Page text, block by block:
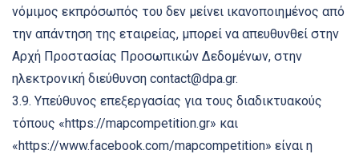
νόμιμος εκπρόσωπός του δεν μείνει ικανοποιημένος από
την απάντηση της εταιρείας, μπορεί να απευθυνθεί στην
Αρχή Προστασίας Προσωπικών Δεδομένων, στην
ηλεκτρονική διεύθυνση contact@dpa.gr.
3.9. Υπεύθυνος επεξεργασίας για τους διαδικτυακούς
τόπους «https://mapcompetition.gr» και
«https://www.facebook.com/mapcompetition» είναι η